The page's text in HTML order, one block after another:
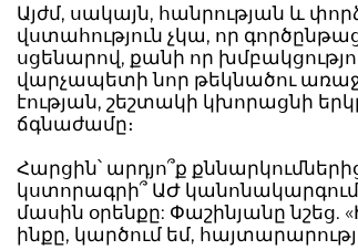
Այժմ, սակայն, հանրության և
վստահություն չկա, որ
սցենարով, քանի որ
վարչապետի նոր թեկնածու
էության, շեշտակի կխորացնի
ճգնաժամը։
Հարցին՝ արդյո՞ք
կստորագրի՞ ԱԺ
մասին օրենքը: Փաշինյանը նշեց.
ինքը, կարծում եմ,